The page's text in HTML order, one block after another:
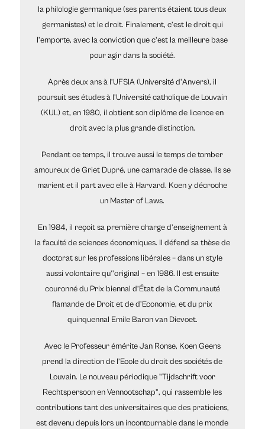
la philologie germanique (ses parents étaient tous deux
germanistes) et le droit. Finalement, c’est le droit qui
l’emporte, avec la conviction que c'est la meilleure base
pour agir dans la société.
Après deux ans à l’UFSIA (Université d'Anvers), il
poursuit ses études à l'Université catholique de Louvain
(KUL) et, en 1980, il obtient son diplôme de licence en
droit avec la plus grande distinction.
Pendant ce temps, il trouve aussi le temps de tomber
amoureux de Griet Dupré, une camarade de classe. Ils se
marient et il part avec elle à Harvard. Koen y décroche
un Master of Laws.
En 1984, il reçoit sa première charge d’enseignement à
la faculté de sciences économiques. Il défend sa thèse de
doctorat sur les professions libérales – dans un style
aussi volontaire qu’'original – en 1986. Il est ensuite
couronné du Prix biennal d’État de la Communauté
flamande de Droit et de d’Economie, et du prix
quinquennal Emile Baron van Dievoet.
Avec le Professeur émérite Jan Ronse, Koen Geens
prend la direction de l’Ecole du droit des sociétés de
Louvain. Le nouveau périodique "Tijdschrift voor
Rechtspersoon en Vennootschap", qui rassemble les
contributions tant des universitaires que des praticiens,
est devenu depuis lors un incontournable dans le monde